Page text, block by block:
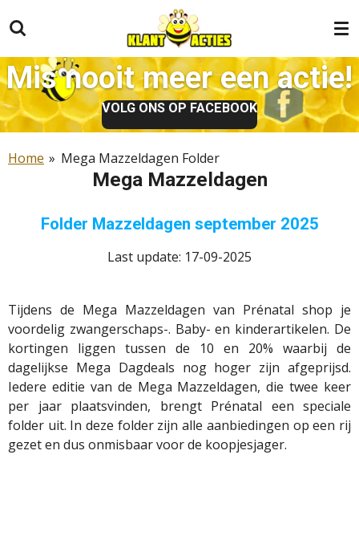
direct
naar
de
hoofdinhoud
Mis nooit meer een actie!
VOLG ONS OP FACEBOOK
Home » Mega Mazzeldagen Folder
Mega Mazzeldagen
Folder Mazzeldagen september 2025
Last update: 17-09-2025
Tijdens de Mega Mazzeldagen van Prénatal shop je
voordelig zwangerschaps-. Baby- en kinderartikelen. De
kortingen liggen tussen de 10 en 20% waarbij de
dagelijkse Mega Dagdeals nog hoger zijn afgeprijsd.
Iedere editie van de Mega Mazzeldagen, die twee keer
per jaar plaatsvinden, brengt Prénatal een speciale
folder uit. In deze folder zijn alle aanbiedingen op een rij
gezet en dus onmisbaar voor de koopjesjager.